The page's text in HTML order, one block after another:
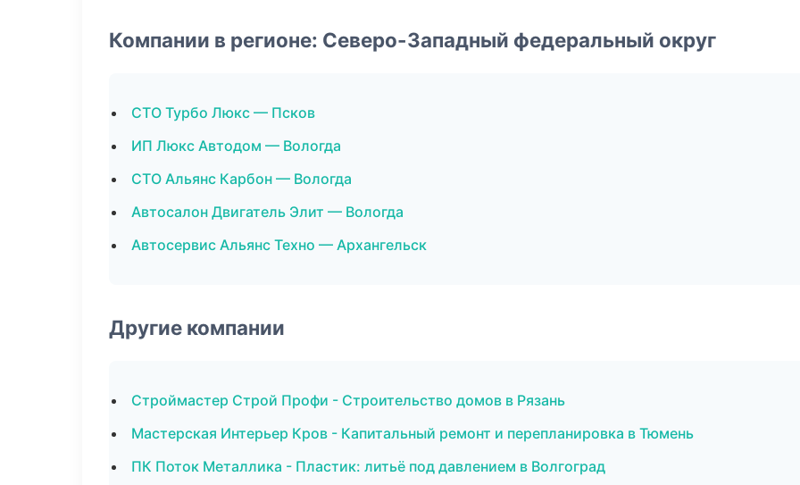
Компании в регионе: Северо-Западный федеральный округ
СТО Турбо Люкс — Псков
ИП Люкс Автодом — Вологда
СТО Альянс Карбон — Вологда
Автосалон Двигатель Элит — Вологда
Автосервис Альянс Техно — Архангельск
Другие компании
Строймастер Строй Профи - Строительство домов в Рязань
Мастерская Интерьер Кров - Капитальный ремонт и перепланировка в Тюмень
ПК Поток Металлика - Пластик: литьё под давлением в Волгоград